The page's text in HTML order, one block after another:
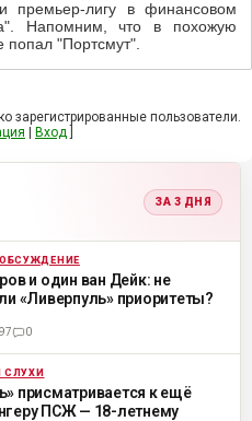
премьер-лигу в финансовом
Напомним, что в похожую
"Портсмут".
зарегистрированные пользователи.
Вход
ЗА 3 ДНЯ
и один ван Дейк: не
«Ливерпуль» приоритеты?
0
СЛУХИ
присматривается к ещё
ПСЖ — 18-летнему